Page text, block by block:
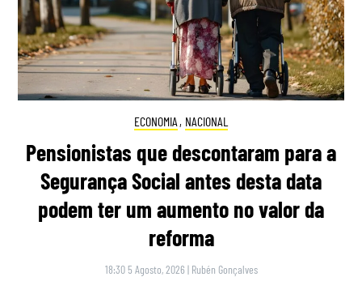
ECONOMIA , NACIONAL
Pensionistas que descontaram para a
Segurança Social antes desta data
podem ter um aumento no valor da
reforma
18:30 5 Agosto, 2026 | Rubén Gonçalves